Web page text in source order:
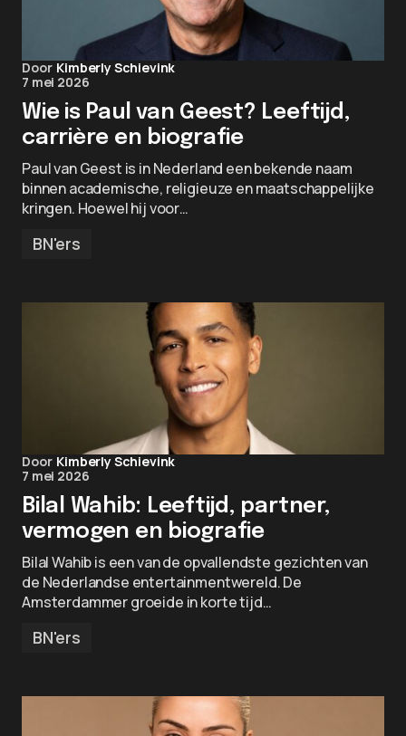
Door Kimberly Schievink
7 mei 2026
Wie is Paul van Geest? Leeftijd,
carrière en biografie
Paul van Geest is in Nederland een bekende naam
binnen academische, religieuze en maatschappelijke
kringen. Hoewel hij voor…
BN'ers
Door Kimberly Schievink
7 mei 2026
Bilal Wahib: Leeftijd, partner,
vermogen en biografie
Bilal Wahib is een van de opvallendste gezichten van
de Nederlandse entertainmentwereld. De
Amsterdammer groeide in korte tijd…
BN'ers